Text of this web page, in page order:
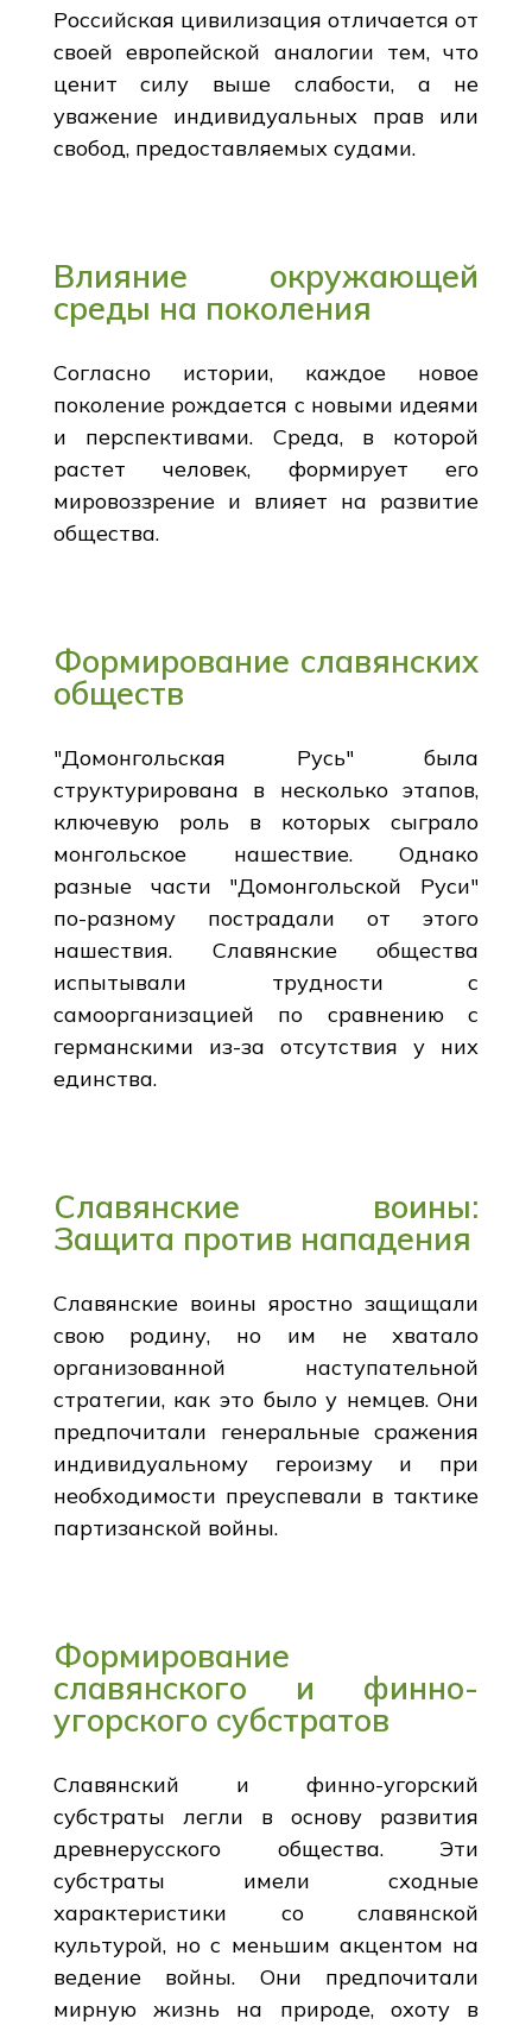
Российская цивилизация отличается от
своей европейской аналогии тем, что
ценит силу выше слабости, а не
уважение индивидуальных прав или
свобод, предоставляемых судами.
Влияние окружающей
среды на поколения
Согласно истории, каждое новое
поколение рождается с новыми идеями
и перспективами. Среда, в которой
растет человек, формирует его
мировоззрение и влияет на развитие
общества.
Формирование славянских
обществ
"Домонгольская Русь" была
структурирована в несколько этапов,
ключевую роль в которых сыграло
монгольское нашествие. Однако
разные части "Домонгольской Руси"
по-разному пострадали от этого
нашествия. Славянские общества
испытывали трудности с
самоорганизацией по сравнению с
германскими из-за отсутствия у них
единства.
Славянские воины:
Защита против нападения
Славянские воины яростно защищали
свою родину, но им не хватало
организованной наступательной
стратегии, как это было у немцев. Они
предпочитали генеральные сражения
индивидуальному героизму и при
необходимости преуспевали в тактике
партизанской войны.
Формирование
славянского и финно-
угорского субстратов
Славянский и финно-угорский
субстраты легли в основу развития
древнерусского общества. Эти
субстраты имели сходные
характеристики со славянской
культурой, но с меньшим акцентом на
ведение войны. Они предпочитали
мирную жизнь на природе, охоту в